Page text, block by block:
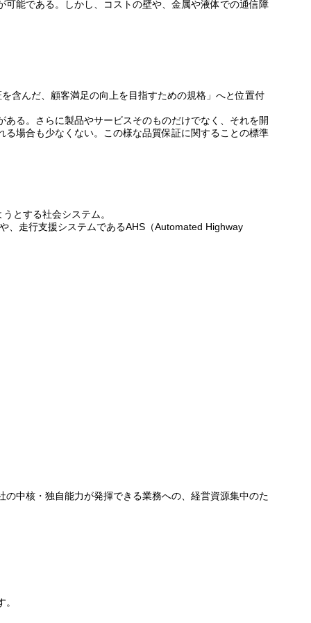
能である。しかし、コストの壁や、金属や液体での通信障
含んだ、顧客満足の向上を目指すための規格」へと位置付
る。さらに製品やサービスそのものだけでなく、それを開
場合も少なくない。この様な品質保証に関することの標準
とする社会システム。
、走行支援システムであるAHS（Automated Highway
中核・独自能力が発揮できる業務への、経営資源集中のた